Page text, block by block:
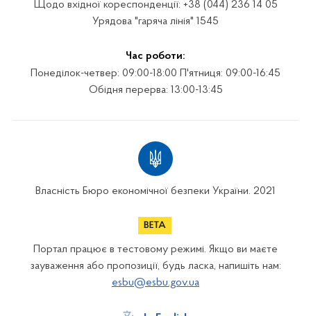
Щодо вхідної кореспонденції: +38 (044) 236 14 05
Урядова "гаряча лінія" 1545
Час роботи:
Понеділок-четвер: 09:00-18:00 П'ятниця: 09:00-16:45
Обідня перерва: 13:00-13:45
Власність Бюро економічної безпеки України. 2021
Портал працює в тестовому режимі. Якщо ви маєте
зауваження або пропозиції, будь ласка, напишіть нам:
esbu@esbu.gov.ua